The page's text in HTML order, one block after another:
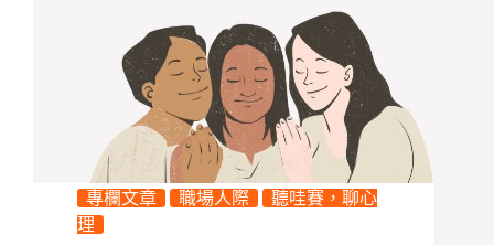
專欄文章 職場人際
聽哇賽，聊心
理